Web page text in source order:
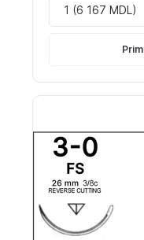
1 (6 167 MDL)